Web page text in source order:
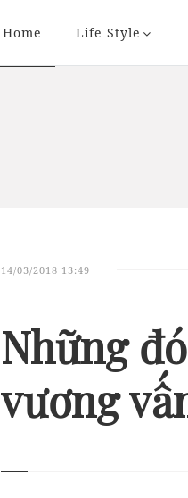
Home Life Style
14/03/2018 13:49
Những
vương